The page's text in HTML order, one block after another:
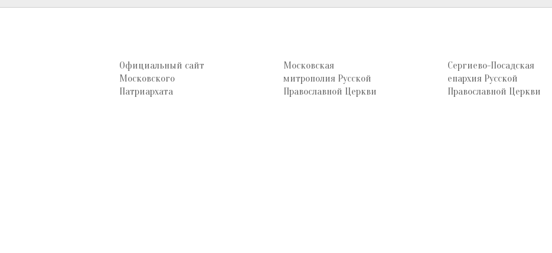
Официальный сайт
Московского
Патриархата
Московская
митрополия Русской
Православной Церкви
Сергиево-Посадская
епархия Русской
Православной Церкви